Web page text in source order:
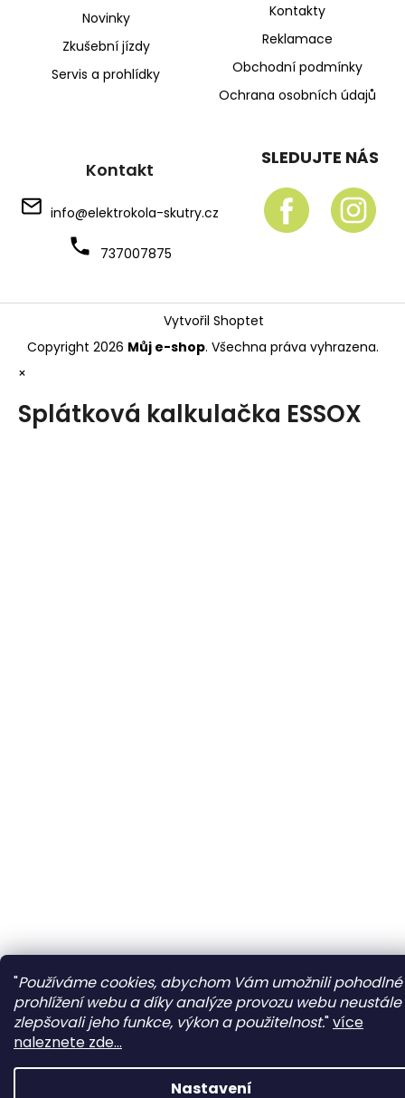
"Používáme cookies, abychom Vám umožnili pohodlné
prohlížení webu a díky analýze provozu webu neustále
zlepšovali jeho funkce, výkon a použitelnost."více
naleznete zde...
Nastavení
Novinky
Zkušební jízdy
Servis a prohlídky
Kontakty
Reklamace
Obchodní podmínky
Ochrana osobních údajů
Kontakt
info@elektrokola-skutry.cz
737007875
SLEDUJTE NÁS
Vytvořil Shoptet
Copyright 2026 Můj e-shop. Všechna práva vyhrazena.
×
Splátková kalkulačka ESSOX